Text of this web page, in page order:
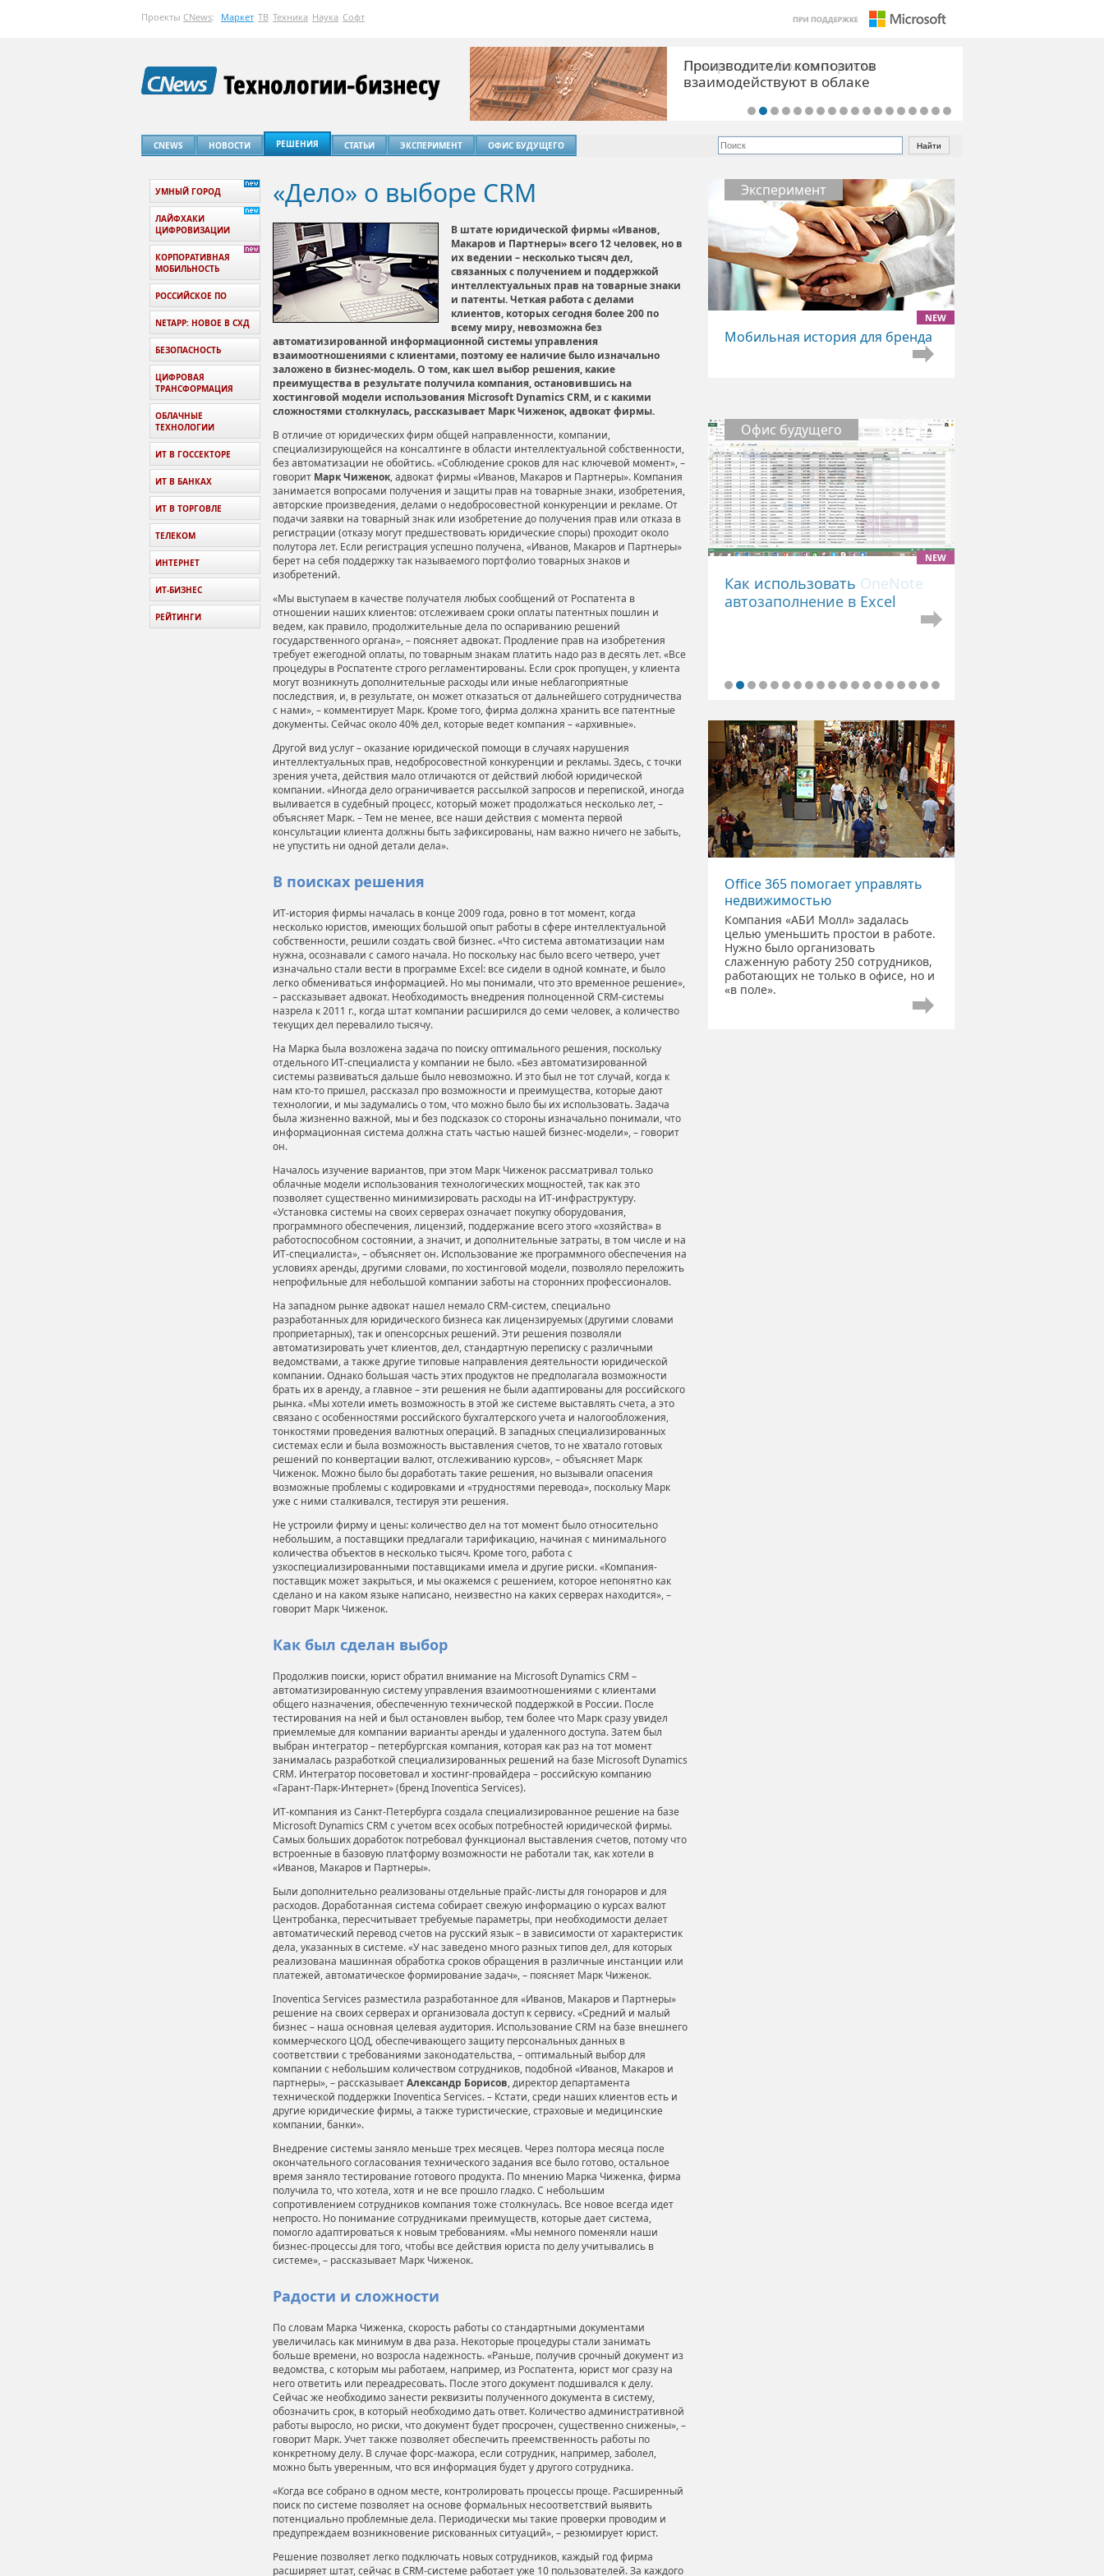
Проекты CNews: Маркет ТВ Техника Наука Софт
Лекарство от болезни роста
CNEWS НОВОСТИ РЕШЕНИЯ СТАТЬИ ЭКСПЕРИМЕНТ ОФИС БУДУЩЕГО
«Дело» о выборе CRM
В штате юридической фирмы «Иванов,
Макаров и Партнеры» всего 12 человек, но в
их ведении – несколько тысяч дел,
связанных с получением и поддержкой
интеллектуальных прав на товарные знаки
и патенты. Четкая работа с делами
клиентов, которых сегодня более 200 по
всему миру, невозможна без
автоматизированной информационной системы управления
взаимоотношениями с клиентами, поэтому ее наличие было изначально
заложено в бизнес-модель. О том, как шел выбор решения, какие
преимущества в результате получила компания, остановившись на
хостинговой модели использования Microsoft Dynamics CRM, и с какими
сложностями столкнулась, рассказывает Марк Чиженок, адвокат фирмы.
В отличие от юридических фирм общей направленности, компании,
специализирующейся на консалтинге в области интеллектуальной собственности,
без автоматизации не обойтись. «Соблюдение сроков для нас ключевой момент», –
говорит Марк Чиженок, адвокат фирмы «Иванов, Макаров и Партнеры». Компания
занимается вопросами получения и защиты прав на товарные знаки, изобретения,
авторские произведения, делами о недобросовестной конкуренции и рекламе. От
подачи заявки на товарный знак или изобретение до получения прав или отказа в
регистрации (отказу могут предшествовать юридические споры) проходит около
полутора лет. Если регистрация успешно получена, «Иванов, Макаров и Партнеры»
берет на себя поддержку так называемого портфолио товарных знаков и
изобретений.
«Мы выступаем в качестве получателя любых сообщений от Роспатента в
отношении наших клиентов: отслеживаем сроки оплаты патентных пошлин и
ведем, как правило, продолжительные дела по оспариванию решений
государственного органа», – поясняет адвокат. Продление прав на изобретения
требует ежегодной оплаты, по товарным знакам платить надо раз в десять лет. «Все
процедуры в Роспатенте строго регламентированы. Если срок пропущен, у клиента
могут возникнуть дополнительные расходы или иные неблагоприятные
последствия, и, в результате, он может отказаться от дальнейшего сотрудничества
с нами», – комментирует Марк. Кроме того, фирма должна хранить все патентные
документы. Сейчас около 40% дел, которые ведет компания – «архивные».
Другой вид услуг – оказание юридической помощи в случаях нарушения
интеллектуальных прав, недобросовестной конкуренции и рекламы. Здесь, с точки
зрения учета, действия мало отличаются от действий любой юридической
компании. «Иногда дело ограничивается рассылкой запросов и перепиской, иногда
выливается в судебный процесс, который может продолжаться несколько лет, –
объясняет Марк. – Тем не менее, все наши действия с момента первой
консультации клиента должны быть зафиксированы, нам важно ничего не забыть,
не упустить ни одной детали дела».
В поисках решения
ИТ-история фирмы началась в конце 2009 года, ровно в тот момент, когда
несколько юристов, имеющих большой опыт работы в сфере интеллектуальной
собственности, решили создать свой бизнес. «Что система автоматизации нам
нужна, осознавали с самого начала. Но поскольку нас было всего четверо, учет
изначально стали вести в программе Excel: все сидели в одной комнате, и было
легко обмениваться информацией. Но мы понимали, что это временное решение»,
– рассказывает адвокат. Необходимость внедрения полноценной CRM-системы
назрела к 2011 г., когда штат компании расширился до семи человек, а количество
текущих дел перевалило тысячу.
На Марка была возложена задача по поиску оптимального решения, поскольку
отдельного ИТ-специалиста у компании не было. «Без автоматизированной
системы развиваться дальше было невозможно. И это был не тот случай, когда к
нам кто-то пришел, рассказал про возможности и преимущества, которые дают
технологии, и мы задумались о том, что можно было бы их использовать. Задача
была жизненно важной, мы и без подсказок со стороны изначально понимали, что
информационная система должна стать частью нашей бизнес-модели», – говорит
он.
Началось изучение вариантов, при этом Марк Чиженок рассматривал только
облачные модели использования технологических мощностей, так как это
позволяет существенно минимизировать расходы на ИТ-инфраструктуру.
«Установка системы на своих серверах означает покупку оборудования,
программного обеспечения, лицензий, поддержание всего этого «хозяйства» в
работоспособном состоянии, а значит, и дополнительные затраты, в том числе и на
ИТ-специалиста», – объясняет он. Использование же программного обеспечения на
условиях аренды, другими словами, по хостинговой модели, позволяло переложить
непрофильные для небольшой компании заботы на сторонних профессионалов.
На западном рынке адвокат нашел немало CRM-систем, специально
разработанных для юридического бизнеса как лицензируемых (другими словами
проприетарных), так и опенсорсных решений. Эти решения позволяли
автоматизировать учет клиентов, дел, стандартную переписку с различными
ведомствами, а также другие типовые направления деятельности юридической
компании. Однако большая часть этих продуктов не предполагала возможности
брать их в аренду, а главное – эти решения не были адаптированы для российского
рынка. «Мы хотели иметь возможность в этой же системе выставлять счета, а это
связано с особенностями российского бухгалтерского учета и налогообложения,
тонкостями проведения валютных операций. В западных специализированных
системах если и была возможность выставления счетов, то не хватало готовых
решений по конвертации валют, отслеживанию курсов», – объясняет Марк
Чиженок. Можно было бы доработать такие решения, но вызывали опасения
возможные проблемы с кодировками и «трудностями перевода», поскольку Марк
уже с ними сталкивался, тестируя эти решения.
Не устроили фирму и цены: количество дел на тот момент было относительно
небольшим, а поставщики предлагали тарификацию, начиная с минимального
количества объектов в несколько тысяч. Кроме того, работа с
узкоспециализированными поставщиками имела и другие риски. «Компания-
поставщик может закрыться, и мы окажемся с решением, которое непонятно как
сделано и на каком языке написано, неизвестно на каких серверах находится», –
говорит Марк Чиженок.
Как был сделан выбор
Продолжив поиски, юрист обратил внимание на Microsoft Dynamiсs CRM –
автоматизированную систему управления взаимоотношениями с клиентами
общего назначения, обеспеченную технической поддержкой в России. После
тестирования на ней и был остановлен выбор, тем более что Марк сразу увидел
приемлемые для компании варианты аренды и удаленного доступа. Затем был
выбран интегратор – петербургская компания, которая как раз на тот момент
занималась разработкой специализированных решений на базе Microsoft Dynamics
CRM. Интегратор посоветовал и хостинг-провайдера – российскую компанию
«Гарант-Парк-Интернет» (бренд Inoventica Services).
ИТ-компания из Санкт-Петербурга создала специализированное решение на базе
Microsoft Dynamics CRM с учетом всех особых потребностей юридической фирмы.
Самых больших доработок потребовал функционал выставления счетов, потому что
встроенные в базовую платформу возможности не работали так, как хотели в
«Иванов, Макаров и Партнеры».
Были дополнительно реализованы отдельные прайс-листы для гонораров и для
расходов. Доработанная система собирает свежую информацию о курсах валют
Центробанка, пересчитывает требуемые параметры, при необходимости делает
автоматический перевод счетов на русский язык – в зависимости от характеристик
дела, указанных в системе. «У нас заведено много разных типов дел, для которых
реализована машинная обработка сроков обращения в различные инстанции или
платежей, автоматическое формирование задач», – поясняет Марк Чиженок.
Inoventica Services разместила разработанное для «Иванов, Макаров и Партнеры»
решение на своих серверах и организовала доступ к сервису. «Средний и малый
бизнес – наша основная целевая аудитория. Использование CRM на базе внешнего
коммерческого ЦОД, обеспечивающего защиту персональных данных в
соответствии с требованиями законодательства, – оптимальный выбор для
компании с небольшим количеством сотрудников, подобной «Иванов, Макаров и
партнеры», – рассказываетАлександр Борисов, директор департамента
технической поддержки Inoventica Services. – Кстати, среди наших клиентов есть и
другие юридические фирмы, а также туристические, страховые и медицинские
компании, банки».
Внедрение системы заняло меньше трех месяцев. Через полтора месяца после
окончательного согласования технического задания все было готово, остальное
время заняло тестирование готового продукта. По мнению Марка Чиженка, фирма
получила то, что хотела, хотя и не все прошло гладко. С небольшим
сопротивлением сотрудников компания тоже столкнулась. Все новое всегда идет
непросто. Но понимание сотрудниками преимуществ, которые дает система,
помогло адаптироваться к новым требованиям. «Мы немного поменяли наши
бизнес-процессы для того, чтобы все действия юриста по делу учитывались в
системе», – рассказывает Марк Чиженок.
Радости и сложности
По словам Марка Чиженка, скорость работы со стандартными документами
увеличилась как минимум в два раза. Некоторые процедуры стали занимать
больше времени, но возросла надежность. «Раньше, получив срочный документ из
ведомства, с которым мы работаем, например, из Роспатента, юрист мог сразу на
него ответить или переадресовать. После этого документ подшивался к делу.
Сейчас же необходимо занести реквизиты полученного документа в систему,
обозначить срок, в который необходимо дать ответ. Количество административной
работы выросло, но риски, что документ будет просрочен, существенно снижены», –
говорит Марк. Учет также позволяет обеспечить преемственность работы по
конкретному делу. В случае форс-мажора, если сотрудник, например, заболел,
можно быть уверенным, что вся информация будет у другого сотрудника.
«Когда все собрано в одном месте, контролировать процессы проще. Расширенный
поиск по системе позволяет на основе формальных несоответствий выявить
потенциально проблемные дела. Периодически мы такие проверки проводим и
предупреждаем возникновение рискованных ситуаций», – резюмирует юрист.
Решение позволяет легко подключать новых сотрудников, каждый год фирма
расширяет штат, сейчас в СRM-системе работает уже 10 пользователей. За каждого
NEW
Эксперимент
Мобильная история для бренда
Офис будущего
NEW
Как использовать OneNote
Office 365 помогает управлять
недвижимостью
Компания «АБИ Молл» задалась
целью уменьшить простои в работе.
Нужно было организовать
слаженную работу 250 сотрудников,
работающих не только в офисе, но и
«в поле».
УМНЫЙ ГОРОД
ЛАЙФХАКИ
ЦИФРОВИЗАЦИИ
КОРПОРАТИВНАЯ
МОБИЛЬНОСТЬ
РОССИЙСКОЕ ПО
NETAPP: НОВОЕ В СХД
БЕЗОПАСНОСТЬ
ЦИФРОВАЯ
ТРАНСФОРМАЦИЯ
ОБЛАЧНЫЕ
ТЕХНОЛОГИИ
ИТ В ГОССЕКТОРЕ
ИТ В БАНКАХ
ИТ В ТОРГОВЛЕ
ТЕЛЕКОМ
ИНТЕРНЕТ
ИТ-БИЗНЕС
РЕЙТИНГИ